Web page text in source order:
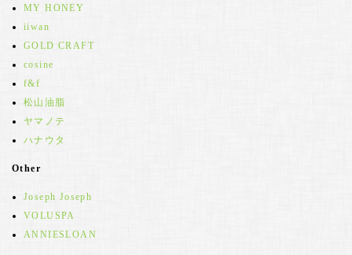
MY HONEY
iiwan
GOLD CRAFT
cosine
f&f
松山油脂
ヤマノテ
ハナウタ
Other
Joseph Joseph
VOLUSPA
ANNIESLOAN